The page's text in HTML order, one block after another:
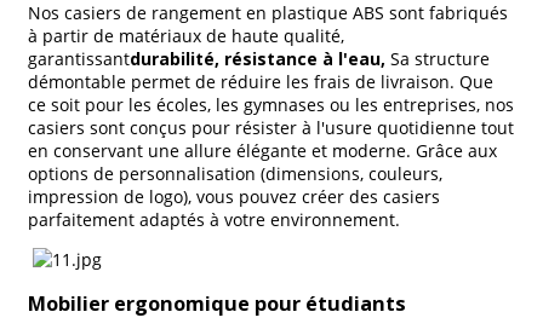
Nos casiers de rangement en plastique ABS sont fabriqués
à partir de matériaux de haute qualité,
garantissantdurabilité, résistance à l'eau, Sa structure
démontable permet de réduire les frais de livraison. Que
ce soit pour les écoles, les gymnases ou les entreprises, nos
casiers sont conçus pour résister à l'usure quotidienne tout
en conservant une allure élégante et moderne. Grâce aux
options de personnalisation (dimensions, couleurs,
impression de logo), vous pouvez créer des casiers
parfaitement adaptés à votre environnement.
Mobilier ergonomique pour étudiants